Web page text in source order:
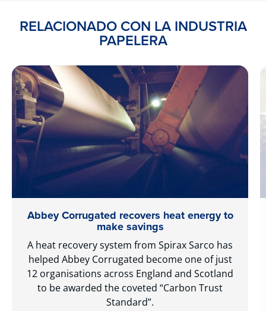
RELACIONADO CON LA INDUSTRIA
PAPELERA
Abbey Corrugated recovers heat energy to
make savings
A heat recovery system from Spirax Sarco has
helped Abbey Corrugated become one of just
12 organisations across England and Scotland
to be awarded the coveted “Carbon Trust
Standard”.